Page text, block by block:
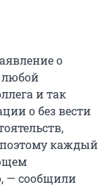
о
любой
и так
о без вести
каждый
— сообщили